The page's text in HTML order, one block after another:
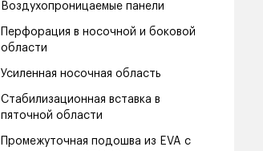
Воздухопроницаемые панели
Перфорация в носочной и боковой
области
Усиленная носочная область
Стабилизационная вставка в
пяточной области
Промежуточная подошва из EVA с